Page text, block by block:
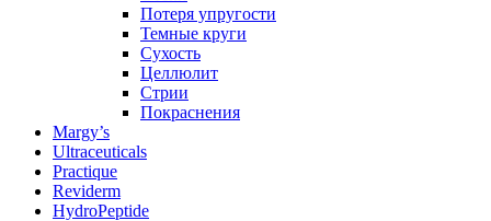
Потеря упругости
Темные круги
Сухость
Целлюлит
Стрии
Покраснения
Margy’s
Ultraceuticals
Practique
Reviderm
HydroPeptide